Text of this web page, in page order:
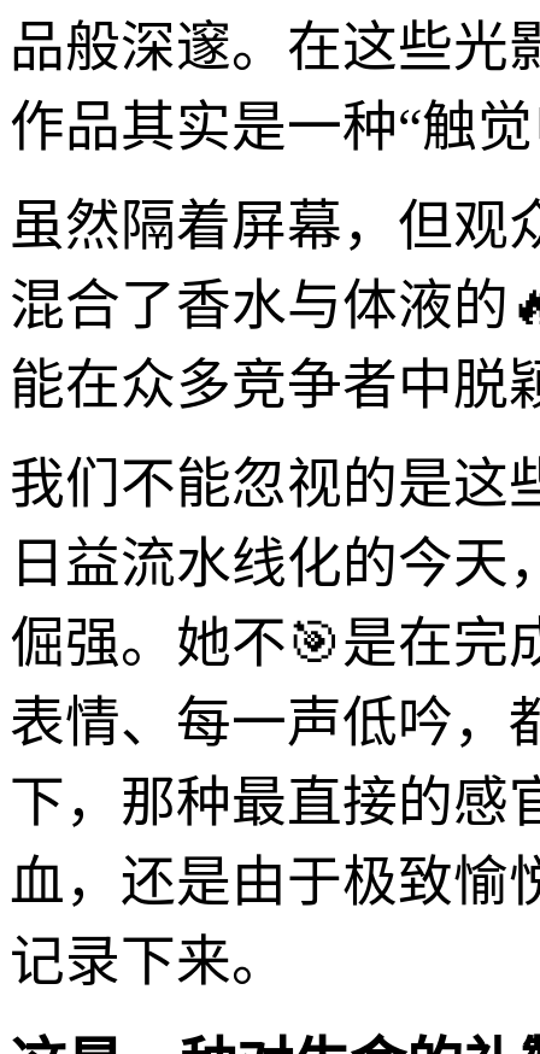
品般深邃。在这些光
作品其实是一种“触
虽然隔着屏幕，但观
混合了香水与体液的
能在众多竞争者中脱
我们不能忽视的是这
日益流水线化的今
倔强。她不🎯是在完
表情、每一声低吟，
下，那种最直接的
血，还是由于极致
记录下来。